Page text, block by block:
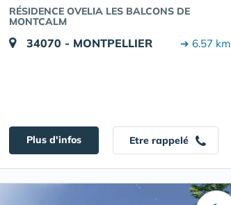
RÉSIDENCE OVELIA LES BALCONS DE
MONTCALM
34070 - MONTPELLIER ➔ 6.57 km
Plus d'infos Etre rappelé